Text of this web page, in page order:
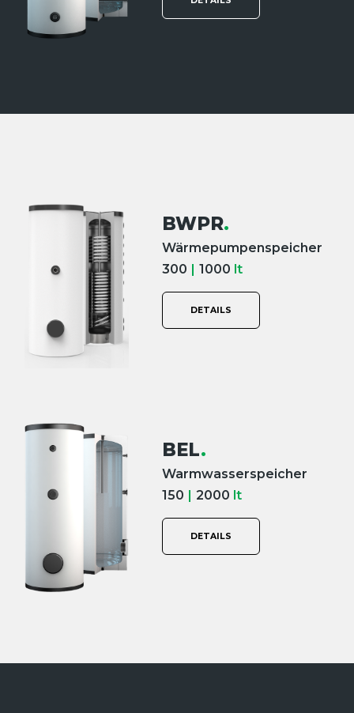
BWPR.
Wärmepumpenspeicher
300 | 1000 lt
DETAILS
BEL.
Warmwasserspeicher
150 | 2000 lt
DETAILS